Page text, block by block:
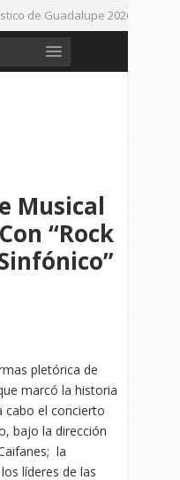
de Guadalupe 2026
en Joaquín Amaro.
Musical
“Rock
pletórica de
marcó la historia
cabo el concierto
bajo la dirección
la
líderes de las